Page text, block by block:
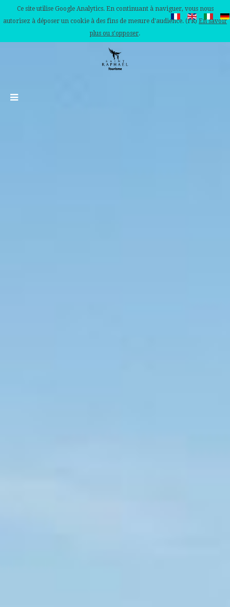
Ce site utilise Google Analytics. En continuant à naviguer, vous nous
autorisez à déposer un cookie à des fins de mesure d'audience. (FR) En savoir
plus ou s'opposer.